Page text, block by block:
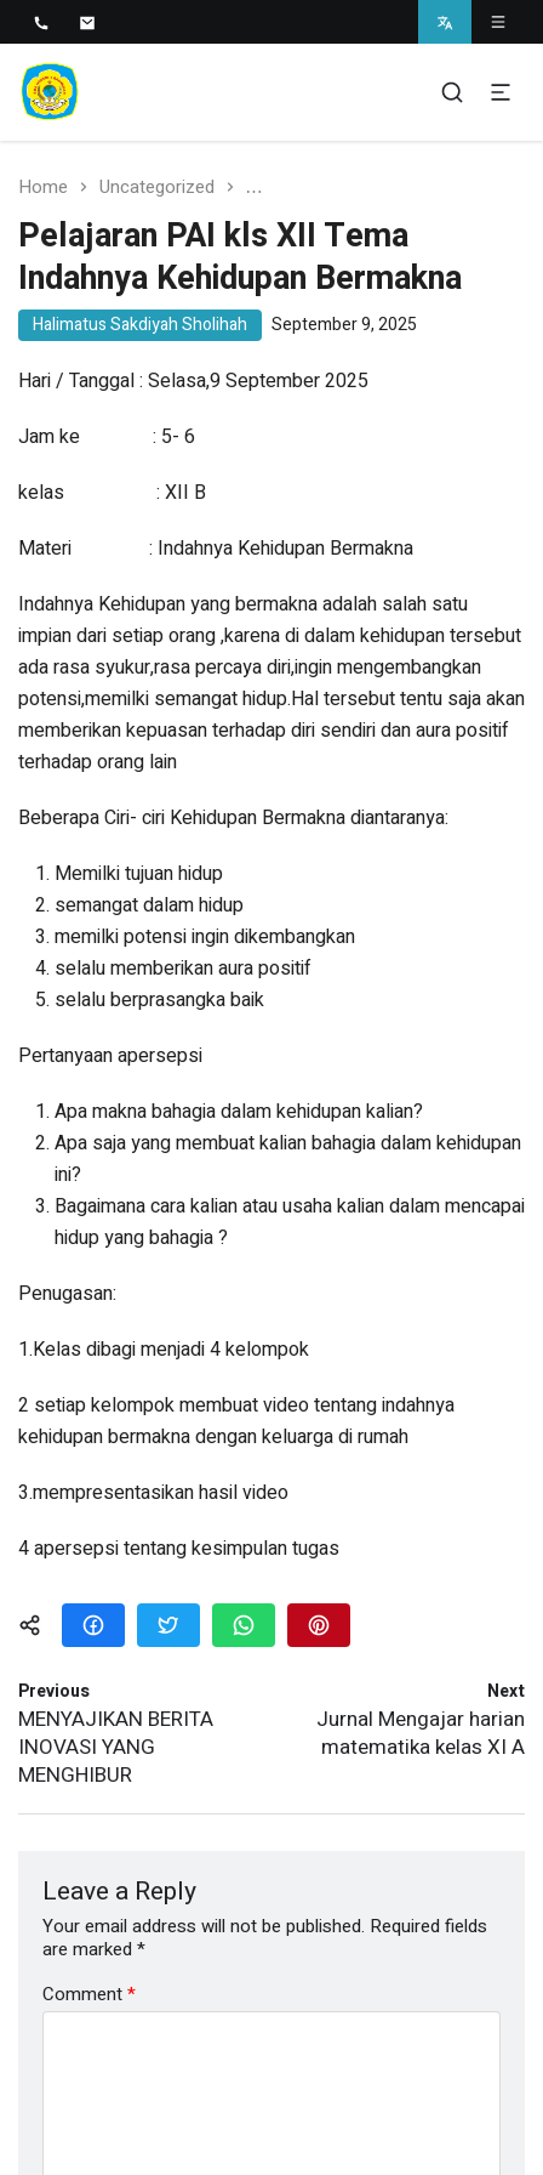
SMAN 1 Bantaran
SMAN 1 BANTARAN
Home Uncategorized Pelajaran PAI kls XII Tema
Pelajaran PAI kls XII Tema
Indahnya Kehidupan Bermakna
Halimatus Sakdiyah Sholihah September 9, 2025
Hari / Tanggal : Selasa,9 September 2025
Jam ke : 5- 6
kelas : XII B
Materi : Indahnya Kehidupan Bermakna
Indahnya Kehidupan yang bermakna adalah salah satu
impian dari setiap orang ,karena di dalam kehidupan tersebut
ada rasa syukur,rasa percaya diri,ingin mengembangkan
potensi,memilki semangat hidup.Hal tersebut tentu saja akan
memberikan kepuasan terhadap diri sendiri dan aura positif
terhadap orang lain
Beberapa Ciri- ciri Kehidupan Bermakna diantaranya:
Memilki tujuan hidup
semangat dalam hidup
memilki potensi ingin dikembangkan
selalu memberikan aura positif
selalu berprasangka baik
Pertanyaan apersepsi
Apa makna bahagia dalam kehidupan kalian?
Apa saja yang membuat kalian bahagia dalam kehidupan
ini?
Bagaimana cara kalian atau usaha kalian dalam mencapai
hidup yang bahagia ?
Penugasan:
1.Kelas dibagi menjadi 4 kelompok
2 setiap kelompok membuat video tentang indahnya
kehidupan bermakna dengan keluarga di rumah
3.mempresentasikan hasil video
4 apersepsi tentang kesimpulan tugas
Previous
MENYAJIKAN BERITA
INOVASI YANG
MENGHIBUR
Next
Jurnal Mengajar harian
matematika kelas XI A
Leave a Reply
Your email address will not be published. Required fields
are marked *
Comment*